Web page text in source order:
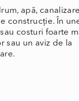
apă,
construcție. În
costuri foarte
sau un aviz de la